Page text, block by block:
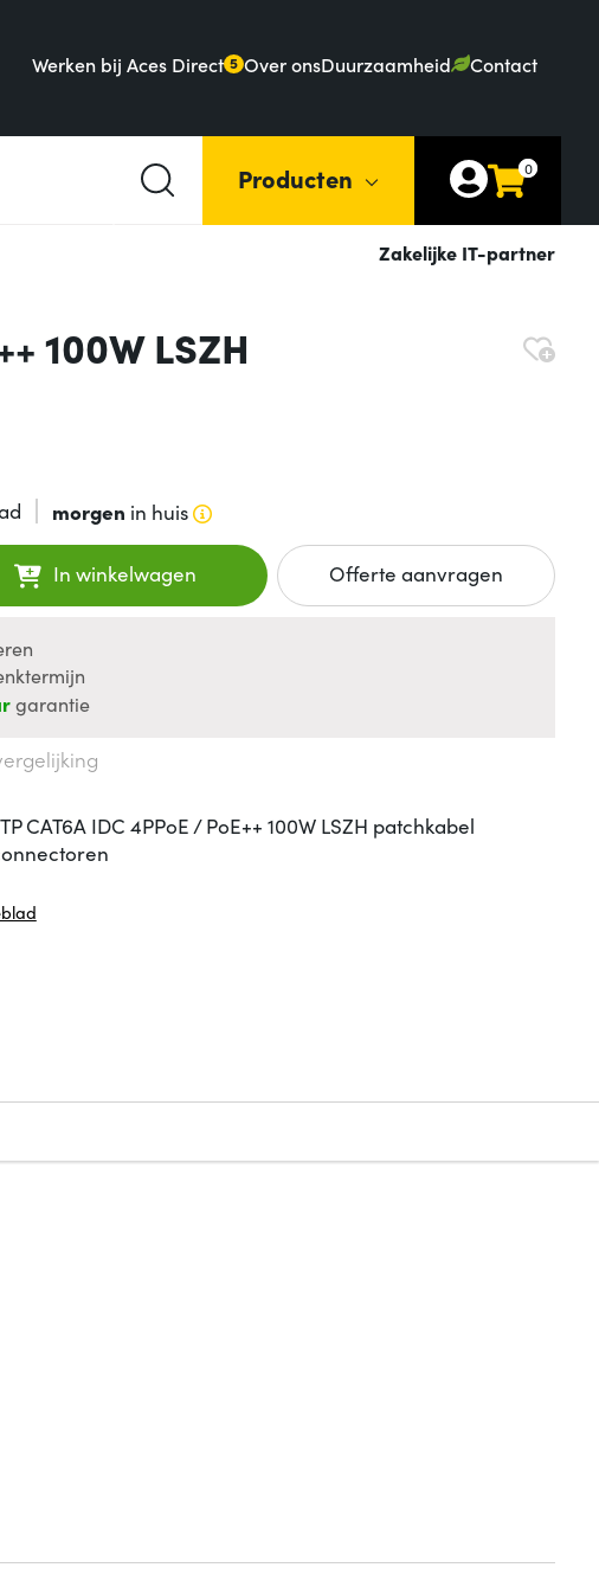
Werken bij Aces Direct 5 Over onsDuurzaamheid Contact
Producten 0
Zakelijke IT-partner
100W LSZH
morgen in huis
In winkelwagen Offerte aanvragen
garantie
CAT6A IDC 4PPoE / PoE++ 100W LSZH patchkabel